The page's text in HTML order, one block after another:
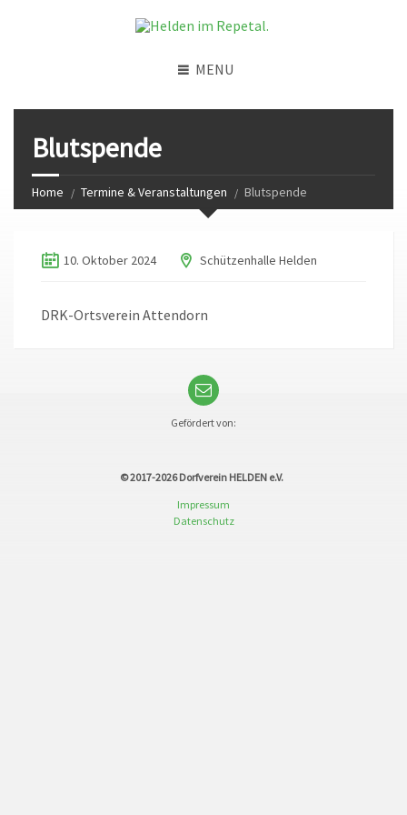
MENU
Blutspende
Home Termine & Veranstaltungen Blutspende
10. Oktober 2024 Schützenhalle Helden
DRK-Ortsverein Attendorn
Gefördert von:
© 2017-2026Dorfverein HELDEN e.V.
Impressum
Datenschutz